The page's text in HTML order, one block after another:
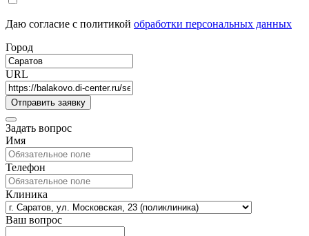
Даю согласие с политикой обработки персональных данных
Город
URL
Задать вопрос
Имя
Телефон
Клиника
Ваш вопрос